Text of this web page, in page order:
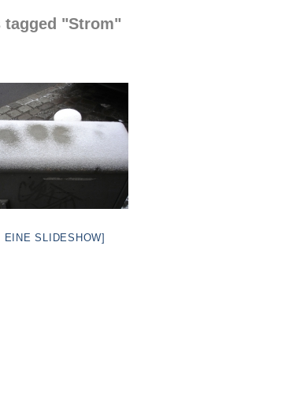
tagged "Strom"
EINE SLIDESHOW]